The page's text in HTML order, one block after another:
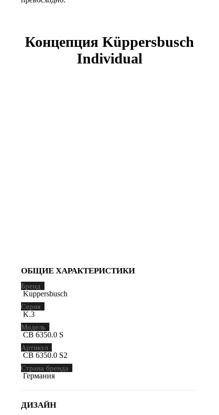
Концепция Küppersbusch
Individual
ОБЩИЕ ХАРАКТЕРИСТИКИ
Бренд
Kuppersbusch
Серия
K.3
Модель
CB 6350.0 S
Артикул
CB 6350.0 S2
Страна бренда
Германия
ДИЗАЙН